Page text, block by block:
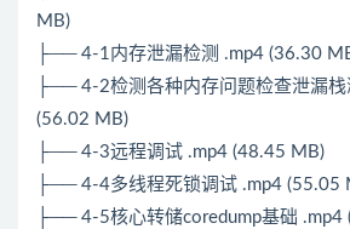
MB)
├── 4-1内存泄漏检测 .mp4 (36.30
├── 4-2检测各种内存问题检查泄漏
(56.02 MB)
├── 4-3远程调试 .mp4 (48.45 MB)
├── 4-4多线程死锁调试 .mp4 (55.05
├── 4-5核心转储coredump基础 .mp4